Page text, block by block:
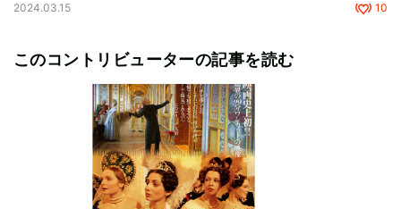
2024.03.15 10
このコントリビューターの記事を読む